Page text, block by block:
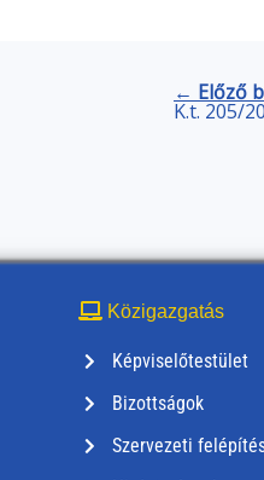
← Előző
K.t. 205/
Közigazgatás
Képviselőtestület
Bizottságok
Szervezeti